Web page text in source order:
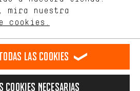
Deutsch
de Aquisgrán
de datos Condiciones Generales
mira nuestra
cookies.
nuestra oferta de la tienda con tu
creamos enlaces a plataformas de redes
proporcionarle más contenido e
a encontrar los productos adecuados.
las cookies
cookies necesarias